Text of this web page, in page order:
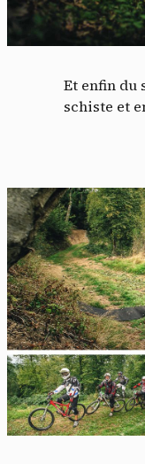
Et enfin du
schiste et